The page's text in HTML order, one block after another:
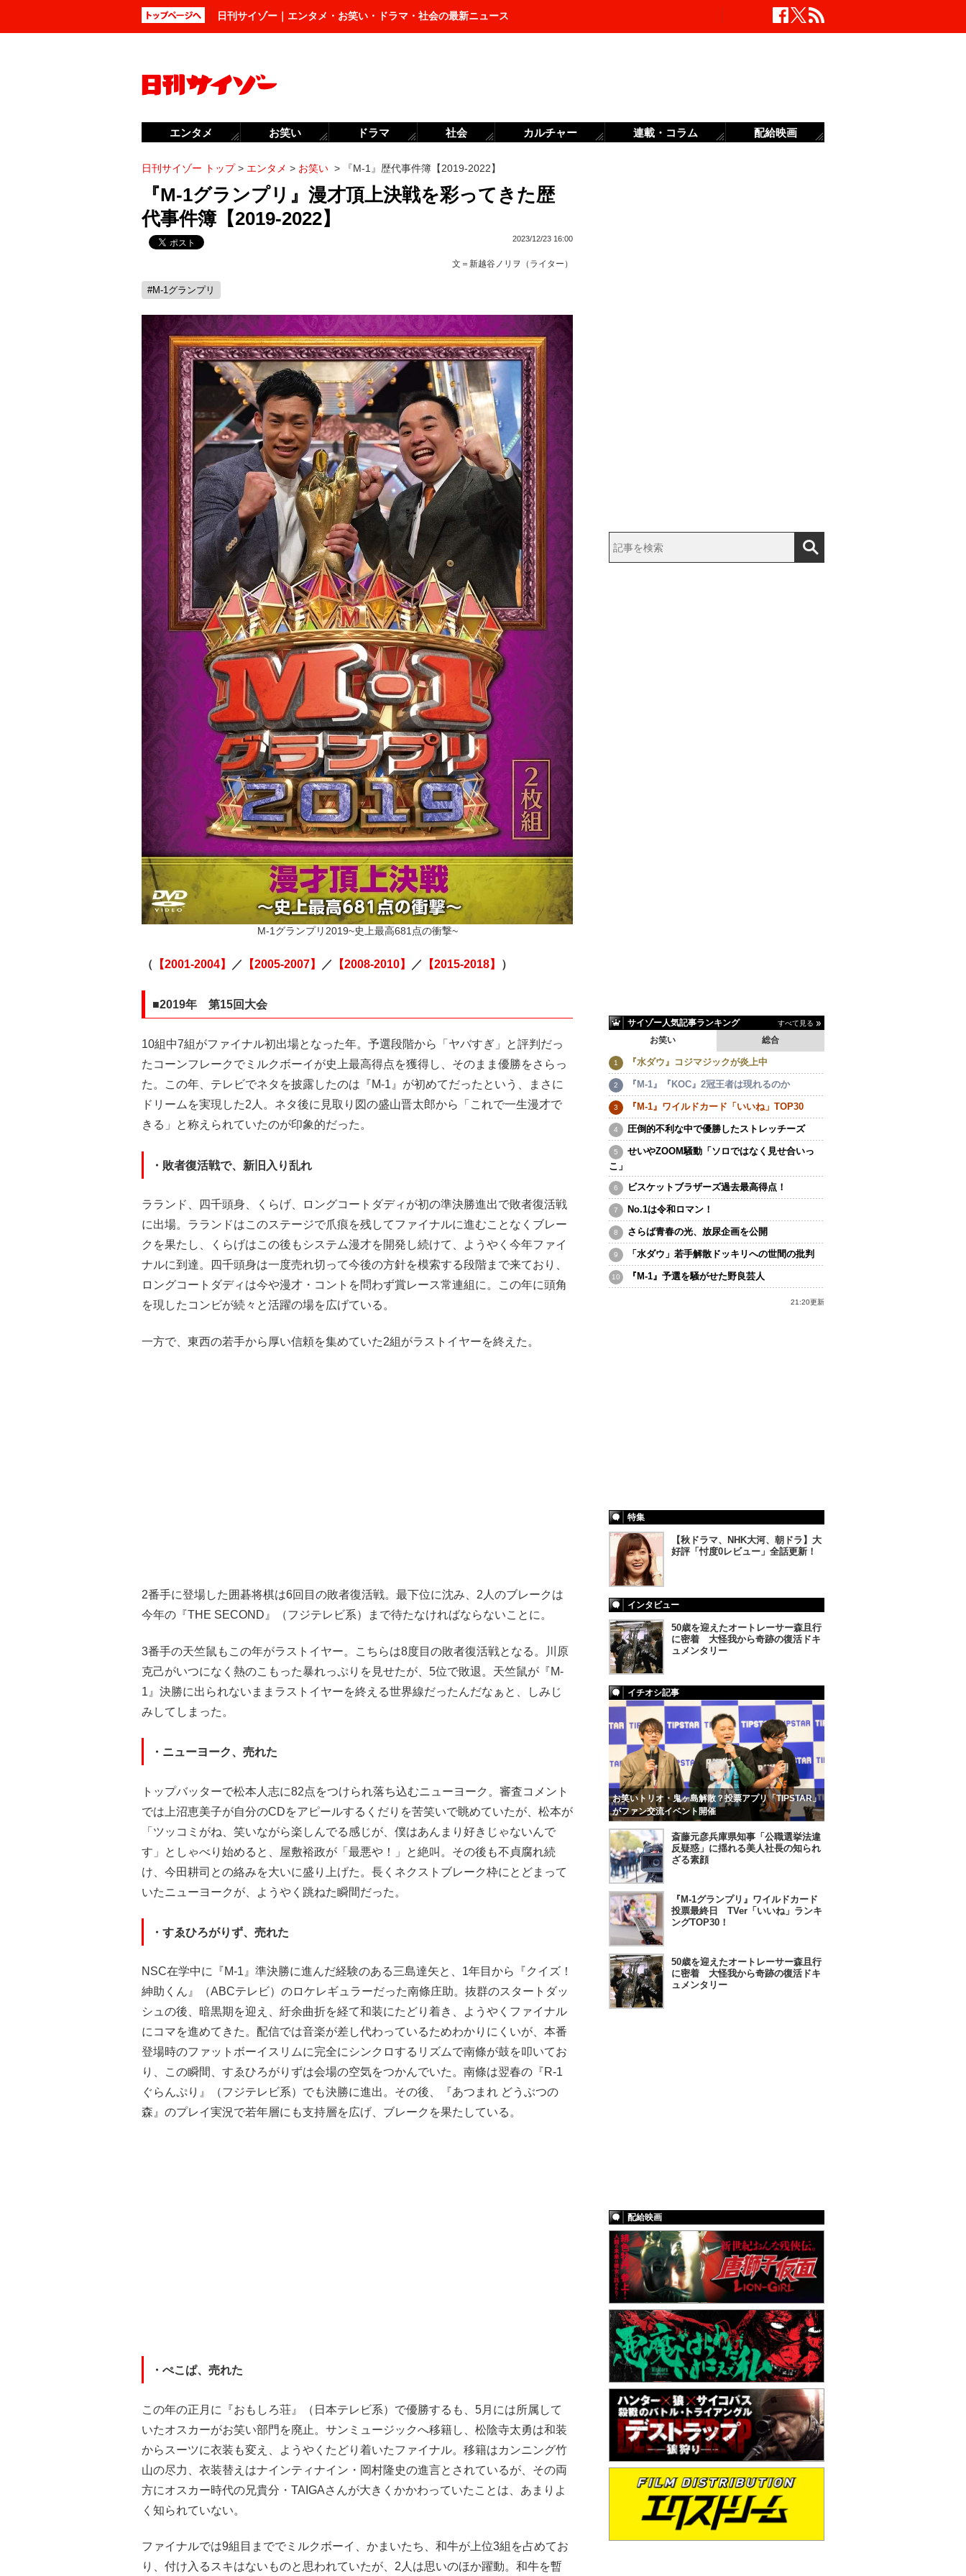
日刊サイゾー｜エンタメ・お笑い・ドラマ・社会の最新ニュース
日刊サイゾー トップ> エンタメ > お笑い > 『M-1』歴代事件簿【2019-2022】
『M-1グランプリ』漫才頂上決戦を彩ってきた歴
代事件簿【2019-2022】
2023/12/23 16:00
文＝ 新越谷ノリヲ（ライター）
#M-1グランプリ
M-1グランプリ2019~史上最高681点の衝撃~
（ 【2001-2004】 ／ 【2005-2007】 ／ 【2008-2010】 ／ 【2015-2018】 ）
■2019年 第15回大会
10組中7組がファイナル初出場となった年。予選段階から「ヤバすぎ」と評判だっ
たコーンフレークでミルクボーイが史上最高得点を獲得し、そのまま優勝をさらっ
た。この年、テレビでネタを披露したのは『M-1』が初めてだったという、まさに
ドリームを実現した2人。ネタ後に見取り図の盛山晋太郎から「これで一生漫才で
きる」と称えられていたのが印象的だった。
・敗者復活戦で、新旧入り乱れ
ラランド、四千頭身、くらげ、ロングコートダディが初の準決勝進出で敗者復活戦
に出場。ラランドはこのステージで爪痕を残してファイナルに進むことなくブレー
クを果たし、くらげはこの後もシステム漫才を開発し続けて、ようやく今年ファイ
ナルに到達。四千頭身は一度売れ切って今後の方針を模索する段階まで来ており、
ロングコートダディは今や漫才・コントを問わず賞レース常連組に。この年に頭角
を現したコンビが続々と活躍の場を広げている。
一方で、東西の若手から厚い信頼を集めていた2組がラストイヤーを終えた。
2番手に登場した囲碁将棋は6回目の敗者復活戦。最下位に沈み、2人のブレークは
今年の『THE SECOND』（フジテレビ系）まで待たなければならないことに。
3番手の天竺鼠もこの年がラストイヤー。こちらは8度目の敗者復活戦となる。川原
克己がいつになく熱のこもった暴れっぷりを見せたが、5位で敗退。天竺鼠が『M-
1』決勝に出られないままラストイヤーを終える世界線だったんだなぁと、しみじ
みしてしまった。
・ニューヨーク、売れた
トップバッターで松本人志に82点をつけられ落ち込むニューヨーク。審査コメント
では上沼恵美子が自分のCDをアピールするくだりを苦笑いで眺めていたが、松本が
「ツッコミがね、笑いながら楽しんでる感じが、僕はあんまり好きじゃないんで
す」としゃべり始めると、屋敷裕政が「最悪や！」と絶叫。その後も不貞腐れ続
け、今田耕司との絡みを大いに盛り上げた。長くネクストブレーク枠にとどまって
いたニューヨークが、ようやく跳ねた瞬間だった。
・すゑひろがりず、売れた
NSC在学中に『M-1』準決勝に進んだ経験のある三島達矢と、1年目から『クイズ！
紳助くん』（ABCテレビ）のロケレギュラーだった南條庄助。抜群のスタートダッ
シュの後、暗黒期を迎え、紆余曲折を経て和装にたどり着き、ようやくファイナル
にコマを進めてきた。配信では音楽が差し代わっているためわかりにくいが、本番
登場時のファットボーイスリムに完全にシンクロするリズムで南條が鼓を叩いてお
り、この瞬間、すゑひろがりずは会場の空気をつかんでいた。南條は翌春の『R-1
ぐらんぷり』（フジテレビ系）でも決勝に進出。その後、『あつまれ どうぶつの
森』のプレイ実況で若年層にも支持層を広げ、ブレークを果たしている。
・ぺこぱ、売れた
この年の正月に『おもしろ荘』（日本テレビ系）で優勝するも、5月には所属して
いたオスカーがお笑い部門を廃止。サンミュージックへ移籍し、松陰寺太勇は和装
からスーツに衣装も変え、ようやくたどり着いたファイナル。移籍はカンニング竹
山の尽力、衣装替えはナインティナイン・岡村隆史の進言とされているが、その両
方にオスカー時代の兄貴分・TAIGAさんが大きくかかわっていたことは、あまりよ
く知られていない。
ファイナルでは9組目まででミルクボーイ、かまいたち、和牛が上位3組を占めてお
り、付け入るスキはないものと思われていたが、2人は思いのほか躍動。和牛を暫
サイゾー人気記事ランキング すべて見る
お笑い 総合
『水ダウ』コジマジックが炎上中
『M-1』『KOC』2冠王者は現れるのか
『M-1』ワイルドカード「いいね」TOP30
圧倒的不利な中で優勝したストレッチーズ
せいやZOOM騒動「ソロではなく見せ合いっ
こ」
ビスケットブラザーズ過去最高得点！
No.1は令和ロマン！
さらば青春の光、放尿企画を公開
「水ダウ」若手解散ドッキリへの世間の批判
『M-1』予選を騒がせた野良芸人
21:20更新
特集
【秋ドラマ、NHK大河、朝ドラ】大
好評「忖度0レビュー」全話更新！
インタビュー
50歳を迎えたオートレーサー森且行
に密着 大怪我から奇跡の復活ドキ
ュメンタリー
イチオシ記事
お笑いトリオ・鬼ヶ島解散？投票アプリ「TIPSTAR」
がファン交流イベント開催
斎藤元彦兵庫県知事「公職選挙法違
反疑惑」に揺れる美人社長の知られ
ざる素顔
『M-1グランプリ』ワイルドカード
投票最終日 TVer「いいね」ランキ
ングTOP30！
50歳を迎えたオートレーサー森且行
に密着 大怪我から奇跡の復活ドキ
ュメンタリー
配給映画
エンタメ お笑い ドラマ 社会 カルチャー 連載・コラム 配給映画